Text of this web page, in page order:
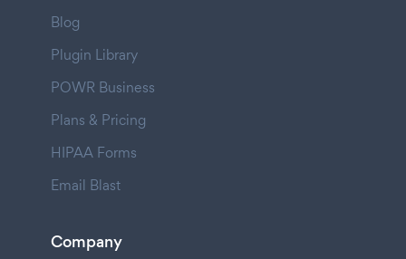
Blog
Plugin Library
POWR Business
Plans & Pricing
HIPAA Forms
Email Blast
Company